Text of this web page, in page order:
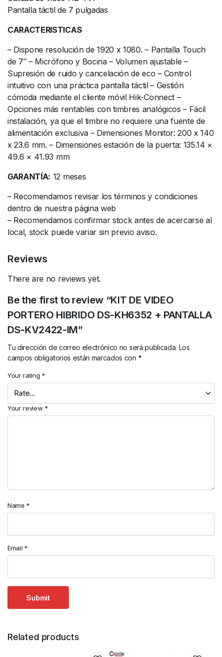
Pantalla táctil de 7 pulgadas
CARACTERISTICAS
– Dispone resolución de 1920 x 1080. – Pantalla Touch
de 7″ – Micrófono y Bocina – Volumen ajustable –
Supresión de ruido y cancelación de eco – Control
intuitivo con una práctica pantalla táctil – Gestión
cómoda mediante el cliente móvil Hik-Connect –
Opciones más rentables con timbres analógicos – Fácil
instalación, ya que el timbre no requiere una fuente de
alimentación exclusiva – Dimensiones Monitor: 200 x 140
x 23.6 mm. – Dimensiones estación de la puerta: 135.14 ×
49.6 × 41.93 mm
GARANTÍA: 12 meses
– Recomendamos revisar los términos y condiciones
dentro de nuestra página web
– Recomendamos confirmar stock antes de acercarse al
local, stock puede variar sin previo aviso.
Reviews
There are no reviews yet.
Be the first to review “KIT DE VIDEO
PORTERO HIBRIDO DS-KH6352 + PANTALLA
DS-KV2422-IM”
Tu dirección de correo electrónico no será publicada. Los
campos obligatorios están marcados con *
Your rating *
Your review *
Name *
Email *
Related products